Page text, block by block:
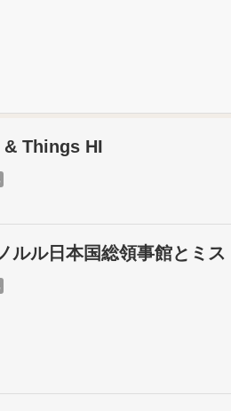
& Things HI
ルル日本国総領事館とミス